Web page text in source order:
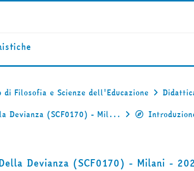
di Filosofia e Scienze dell'Educazione
Devianza (SCF0170) - Mil...
Devianza (SCF0170) - Milani -